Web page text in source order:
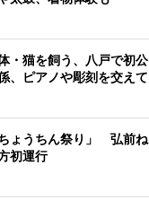
・猫を飼う、八戸で初公
ピアノや彫刻を交えて
ょうちん祭り」 弘前ね
初運行